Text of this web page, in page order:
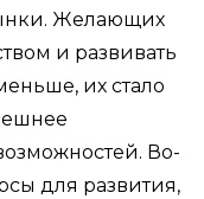
Желающих
и развивать
их стало
Во-
для развития,